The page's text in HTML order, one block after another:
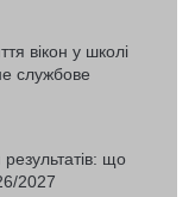
вікон у школі
службове
що
2027